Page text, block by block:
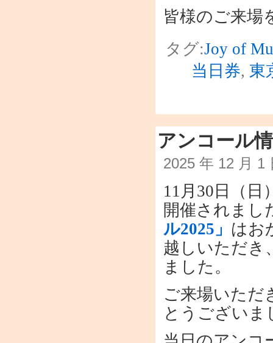
皆様のご来場
タグ:Joy of
当日券, 東
アンコール
2025 年 12 月 1
11月30日（日
開催されまし
ル2025」 はお
越しいただき
ました。
ご来場いただ
とうございま